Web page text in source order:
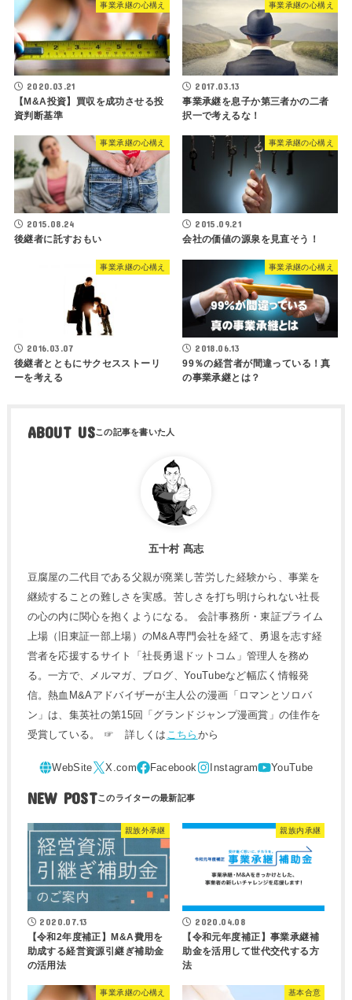
事業承継の心構え
2020.03.21
【M&A投資】買収を成功させる投
資判断基準
事業承継の心構え
2017.03.13
事業承継を息子か第三者かの二者
択一で考えるな！
事業承継の心構え
2015.08.24
後継者に託すおもい
事業承継の心構え
2015.09.21
会社の価値の源泉を見直そう！
事業承継の心構え
2016.03.07
後継者とともにサクセスストーリ
ーを考える
事業承継の心構え
2018.06.13
99％の経営者が間違っている！真
の事業承継とは？
ABOUT US
五十村 髙志
豆腐屋の二代目である父親が廃業し苦労した経験から、事業を
継続することの難しさを実感。苦しさを打ち明けられない社長
の心の内に関心を抱くようになる。 会計事務所・東証プライム
上場（旧東証一部上場）のM&A専門会社を経て、勇退を志す経
営者を応援するサイト「社長勇退ドットコム」管理人を務め
る。一方で、メルマガ、ブログ、YouTubeなど幅広く情報発
信。熱血M&Aアドバイザーが主人公の漫画「ロマンとソロバ
ン」は、集英社の第15回「グランドジャンプ漫画賞」の佳作を
受賞している。 ☞ 詳しくは こちら から
NEW POST
親族外承継
2020.07.13
【令和2年度補正】M&A費用を
助成する経営資源引継ぎ補助金
の活用法
親族内承継
2020.04.08
【令和元年度補正】事業承継補
助金を活用して世代交代する方
法
事業承継の心構え 基本合意